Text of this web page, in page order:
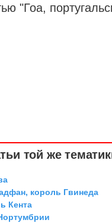
"Гоа,
той же
король Гвинеда
Кента